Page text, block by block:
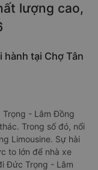
lượng cao,
hành tại Chợ Tân
- Lâm Đồng
Trong số đó, nổi
Limousine. Sự hài
to lớn để nhà xe
Đức Trọng - Lâm